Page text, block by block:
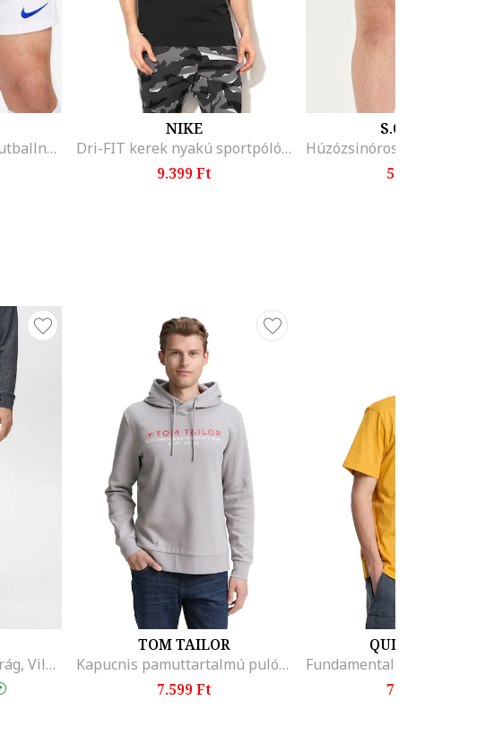
Dri-FIT Park III rövid futballnadrág, Királykék/Törtfehér
NIKE
Dri-FIT kerek nyakú sportpóló, Fehér/Fekete
9.399 Ft
S.OLIVER
5.399 Ft
Szűk fazonú chino nadrág, Világosbézs
TOM TAILOR
Kapucnis pamuttartalmú pulóver logómintával, Melange szürke
7.599 Ft
QUIKSILVER
7.399 Ft